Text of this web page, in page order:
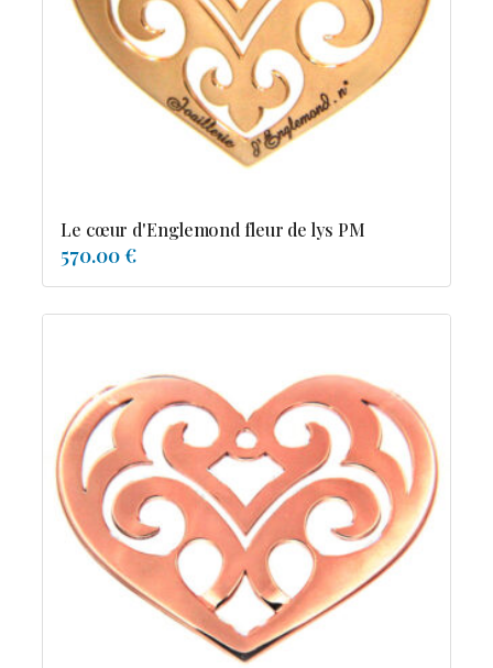
Resile
Reve-asie
Reve-de-pagode
Suspension et frissons
Diamants
Emeraude
Pierres de couleur
Saphir
rubis
saphir de couleur
tanzanite
tourmaline
Le cœur d'Englemond fleur de lys PM
570.00 €